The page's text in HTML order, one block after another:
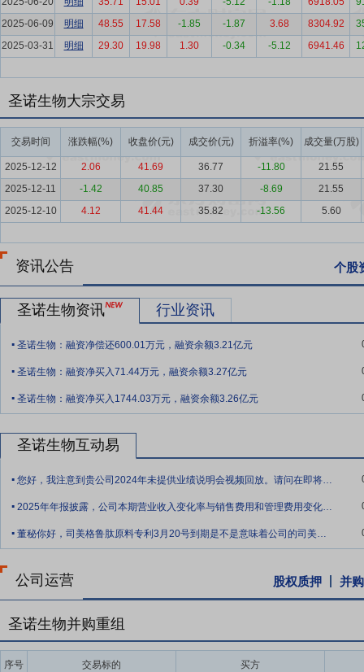
纳入医保的多肽药物总数达到58个，提高了多肽药物的可及性和市场
年复合增长率将达到18.3%，其中GLP-1药物年复合增长率将达40.6%
要点8：技术研发和体系优势
公司自成立以来一直专注于多肽类药物
术瓶颈；并在多肽药物合成路线设计、工艺研发、产业链平台以及技
要点9：丰富的研发管线储备优势
公司基于多年的多肽类药物的研
研发产品已向国家药品监督管理局申报注册批件，共有中长期在研储
生产服务。其中利拉鲁肽已取得临床许可通知；醋酸特利加压素、利
要点10：原料药与制剂全产业链生产服务优势
公司具备多肽原料药
计，到小试、中试、工艺验证和质量研究等药学研究服务，以及药物
研究，到临床试验和上市销售的完整药物开发周期。得益于公司提供
发生产领域获得较高的知名度和认可度，先后为山东鲁抗、山西锦波
斯等新药研发企业和科研机构提供了40余个项目的多肽创新药药学
阶段，另有多个多肽创新药进入临床试验阶段。
了国内第一个获批的多肽药物胸腺五肽、国内首个销售超20亿元的多
全国多肽药物研发及规模化生产前沿技术交流会“杰出人才奖”，2017
年获得“新兴产业十大杰出企业家”称号，2022年获得“化工工程”正高级
备丰富的实践经验和强大的执行团队；建立了GMP级原料药和制剂
间接持有的该部分股份。
要点14： 股利分配
在满足现金分红条件的基础上,结合公司持续经营
年以现金方式累计分配的利润不少于最近3年实现的年均可分配利润的
持股份、公司全体董事(独立董事除外)和高级管理人员增持公司股票
2025-06-09
明细 48.55 17.58 -1.85 -1.87 3.68 8304.92
2025-03-31
明细 29.30 19.98 1.30 -0.34 -5.12 6941.46
圣诺生物大宗交易
交易时间 涨跌幅(%) 收盘价(元) 成交价(元) 折溢率(%) 成交量(万股)
2025-12-12 2.06 41.69 36.77 -11.80
21.55
2025-12-11
-1.42 40.85 37.30 -8.69
21.55
2025-12-10
4.12 41.44 35.82 -13.56 5.60
资讯公告 个股
圣诺生物资讯 行业资讯
. 圣诺生物：融资净偿还600.01万元，融资余额3.21亿元
. 圣诺生物：融资净买入71.44万元，融资余额3.27亿元
. 圣诺生物：融资净买入1744.03万元，融资余额3.26亿元
圣诺生物互动易
. 您好，我注意到贵公司2024年未提供业绩说明会视频回放。请问在即将举行的2025
. 2025年年报披露，公司本期营业收入变化率与销售费用和管理费用变化率相差54%，
. 董秘你好，司美格鲁肽原料专利3月20号到期是不是意味着公司的司美格鲁肽原料可以全
公司运营 股权质押 并
圣诺生物并购重组
序号 交易标的 买方